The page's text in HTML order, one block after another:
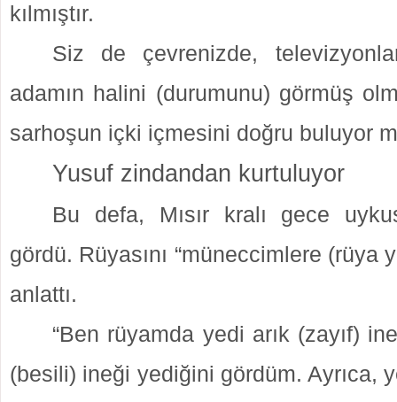
kılmıştır.
Siz de çevrenizde,
adamın halini (durumunu) görmüş
sarhoşun içki içmesini doğru buluyor
Yusuf zindandan kurtuluyor
Bu defa, Mısır kralı gece
gördü. Rüyasını “müneccimlere (rüya
anlattı.
“Ben rüyamda yedi arık (zayıf)
(besili) ineği yediğini gördüm. Ayrıca,